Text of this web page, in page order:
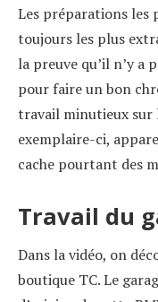
Les préparations les
toujours les plus
la preuve qu’il n’y a
pour faire un bon
travail minutieux sur
exemplaire-ci,
cache pourtant des
Travail du
Dans la vidéo, on
boutique TC. Le